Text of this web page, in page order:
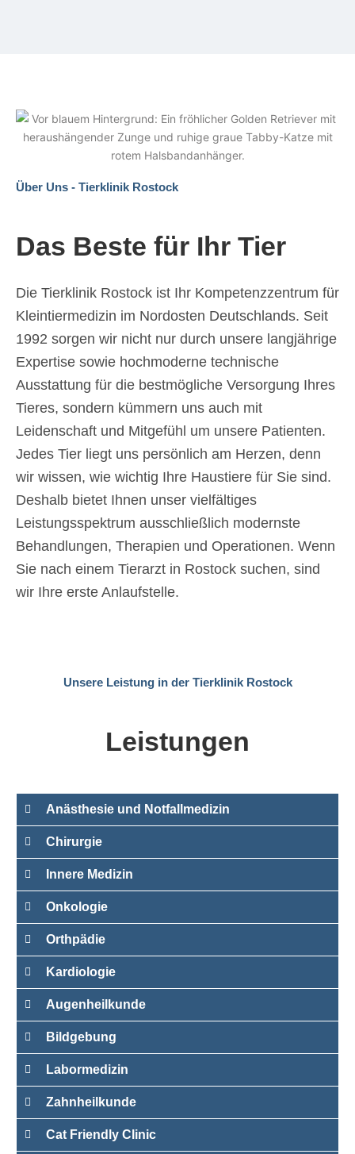
Über Uns - Tierklinik Rostock
Das Beste für Ihr Tier
Die Tierklinik Rostock ist Ihr Kompetenzzentrum für
Kleintiermedizin im Nordosten Deutschlands. Seit
1992 sorgen wir nicht nur durch unsere langjährige
Expertise sowie hochmoderne technische
Ausstattung für die bestmögliche Versorgung Ihres
Tieres, sondern kümmern uns auch mit
Leidenschaft und Mitgefühl um unsere Patienten.
Jedes Tier liegt uns persönlich am Herzen, denn
wir wissen, wie wichtig Ihre Haustiere für Sie sind.
Deshalb bietet Ihnen unser vielfältiges
Leistungsspektrum ausschließlich modernste
Behandlungen, Therapien und Operationen. Wenn
Sie nach einem Tierarzt in Rostock suchen, sind
wir Ihre erste Anlaufstelle.
Unsere Leistung in der Tierklinik Rostock
Leistungen
Anästhesie und Notfallmedizin
Chirurgie
Innere Medizin
Onkologie
Orthpädie
Kardiologie
Augenheilkunde
Bildgebung
Labormedizin
Zahnheilkunde
Cat Friendly Clinic